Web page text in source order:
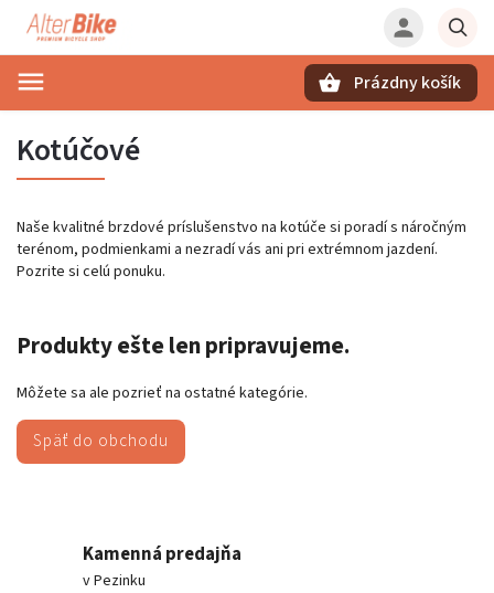
Prázdny košík
Kotúčové
Naše kvalitné brzdové príslušenstvo na kotúče si poradí s náročným
terénom, podmienkami a nezradí vás ani pri extrémnom jazdení.
Pozrite si celú ponuku.
Produkty ešte len pripravujeme.
Môžete sa ale pozrieť na ostatné kategórie.
Späť do obchodu
Kamenná predajňa
v Pezinku